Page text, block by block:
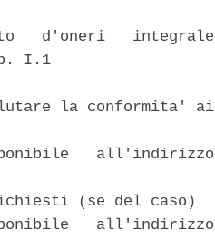
d'oneri   integrale
I.1
la conformita' ai
all'indirizzo
(se del caso)
all'indirizzo